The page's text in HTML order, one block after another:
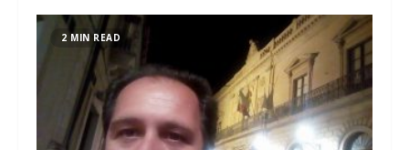
2 MIN READ